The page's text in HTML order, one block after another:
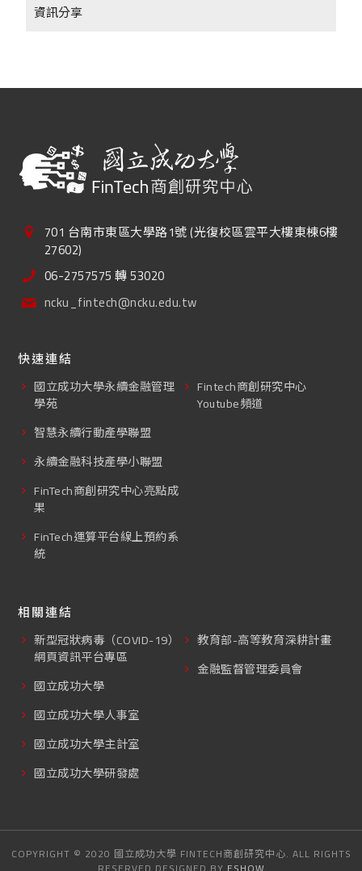
資訊分享
701 台南市東區大學路1號 (光復校區雲平大樓東棟6樓
27602)
06-2757575 轉 53020
ncku_fintech@ncku.edu.tw
快速連結
國立成功大學永續金融管理
學苑
智慧永續行動產學聯盟
永續金融科技產學小聯盟
FinTech商創研究中心亮點成
果
FinTech運算平台線上預約系
統
Fintech商創研究中心
Youtube頻道
相關連結
新型冠狀病毒（COVID-19）
網頁資訊平台專區
國立成功大學
國立成功大學人事室
國立成功大學主計室
國立成功大學研發處
教育部-高等教育深耕計畫
金融監督管理委員會
COPYRIGHT © 2020 國立成功大學 FINTECH商創研究中心. ALL RIGHTS